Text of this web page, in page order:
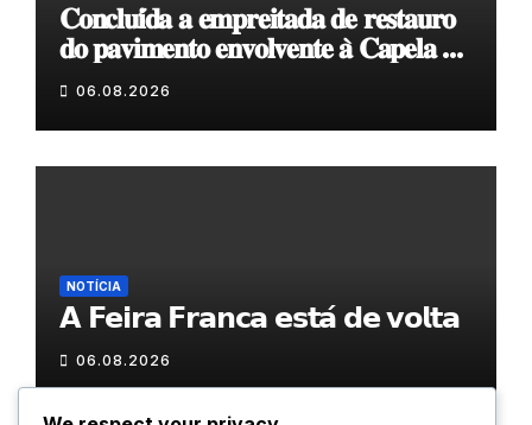
𝐂𝐨𝐧𝐜𝐥𝐮𝐢́𝐝𝐚 𝐚 𝐞𝐦𝐩𝐫𝐞𝐢𝐭𝐚𝐝𝐚 𝐝𝐞 𝐫𝐞𝐬𝐭𝐚𝐮𝐫𝐨
𝐝𝐨 𝐩𝐚𝐯𝐢𝐦𝐞𝐧𝐭𝐨 𝐞𝐧𝐯𝐨𝐥𝐯𝐞𝐧𝐭𝐞 𝐚̀ 𝐂𝐚𝐩𝐞𝐥𝐚 𝐝𝐞
𝐂𝐨𝐯𝐚𝐬
06.08.2026
NOTÍCIA
𝗔 𝗙𝗲𝗶𝗿𝗮 𝗙𝗿𝗮𝗻𝗰𝗮 𝗲𝘀𝘁𝗮́ 𝗱𝗲 𝘃𝗼𝗹𝘁𝗮
06.08.2026